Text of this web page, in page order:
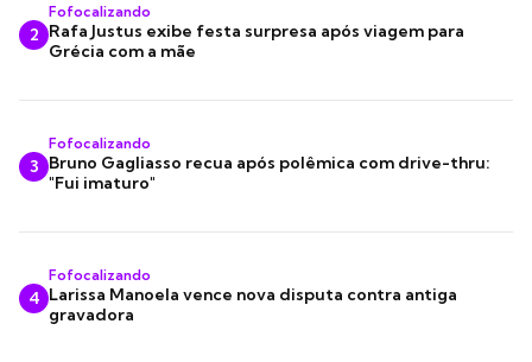
2
Fofocalizando
Rafa Justus exibe festa surpresa após viagem para
Grécia com a mãe
3
Fofocalizando
Bruno Gagliasso recua após polêmica com drive-thru:
"Fui imaturo"
4
Fofocalizando
Larissa Manoela vence nova disputa contra antiga
gravadora